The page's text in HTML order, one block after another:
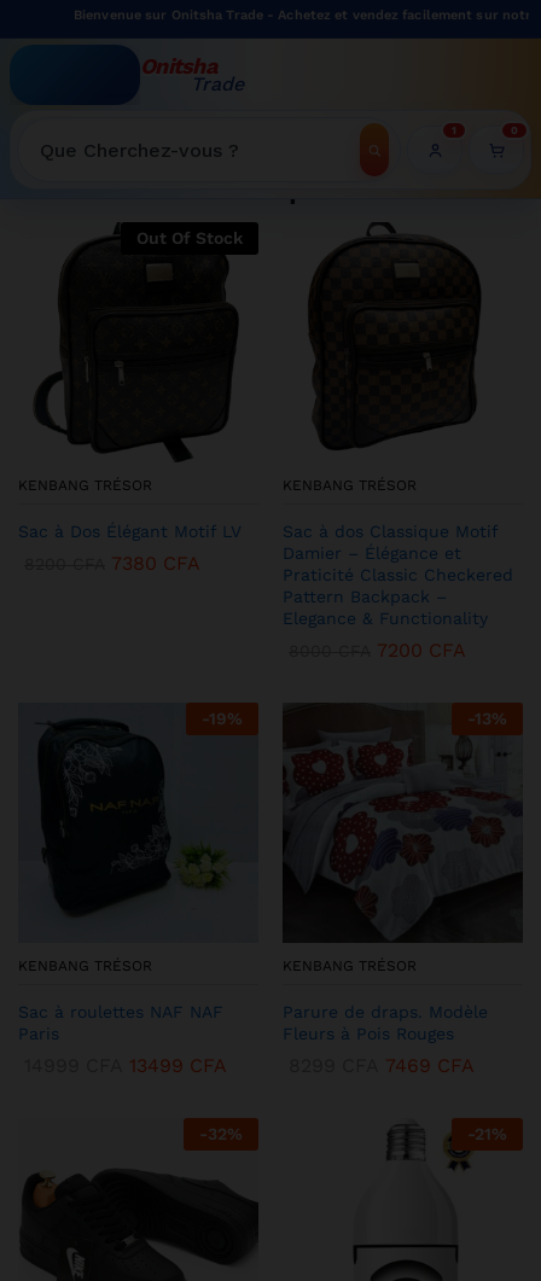
sur Onitsha Trade - Achetez et vendez facilement sur notre
Onitsha
Trade
Recherche
1 0
WELCOME TO ONITSHATRADE ONLINE SHOP
Out Of Stock
KENBANG TRÉSOR
Sac à Dos Élégant Motif LV
7380 CFA
KENBANG TRÉSOR
Sac à dos Classique Motif
Damier – Élégance et
Praticité Classic Checkered
Pattern Backpack –
Elegance & Functionality
7200 CFA
-19%
KENBANG TRÉSOR
Sac à roulettes NAF NAF
Paris
13499 CFA
-13%
KENBANG TRÉSOR
Parure de draps. Modèle
Fleurs à Pois Rouges
7469 CFA
-32% -21%